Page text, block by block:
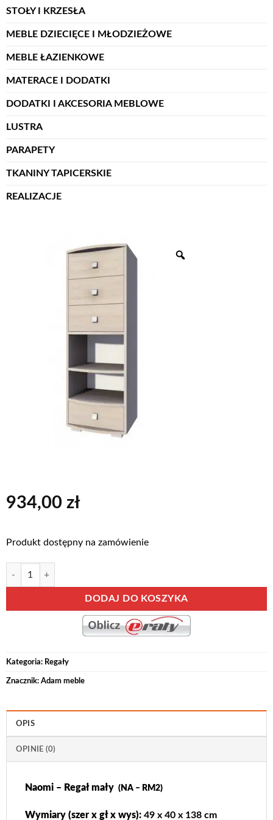
STOŁY I KRZESŁA
MEBLE DZIECIĘCE I MŁODZIEŻOWE
MEBLE ŁAZIENKOWE
MATERACE I DODATKI
DODATKI I AKCESORIA MEBLOWE
LUSTRA
PARAPETY
TKANINY TAPICERSKIE
REALIZACJE
934,00 zł
Produkt dostępny na zamówienie
ilość Naomi – Regał mały (NA – RM2)
DODAJ DO KOSZYKA
Alternative:
Kategoria: Regały
Znacznik: Adam meble
OPIS
OPINIE (0)
Naomi – Regał mały (NA – RM2)
Wymiary (szer x gł x wys):49 x 40 x 138 cm